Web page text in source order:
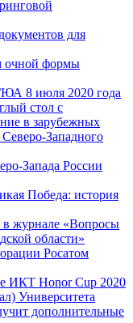
для
очной формы
8 июля 2020 года
стол с
в зарубежных
Западного
Запада России
Победа: история
в журнале «Вопросы
области»
Росатом
ИКТ Honor Cup 2020
Университета
дополнительные